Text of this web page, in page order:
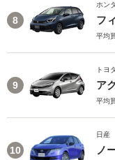
8
ホン
フ
平均
9
トヨ
ア
平均
10
日産
ノ